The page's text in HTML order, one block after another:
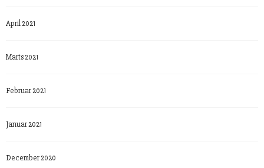
April 2021
Marts 2021
Februar 2021
Januar 2021
December 2020